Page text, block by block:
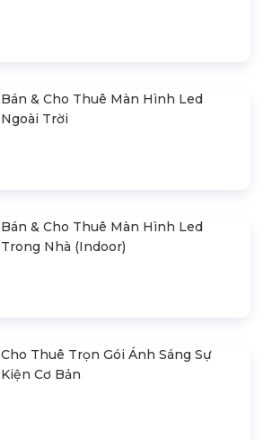
Bán & Cho Thuê Màn Hình Led
Ngoài Trời
Bán & Cho Thuê Màn Hình Led
Trong Nhà (Indoor)
Cho Thuê Trọn Gói Ánh Sáng Sự
Kiện Cơ Bản